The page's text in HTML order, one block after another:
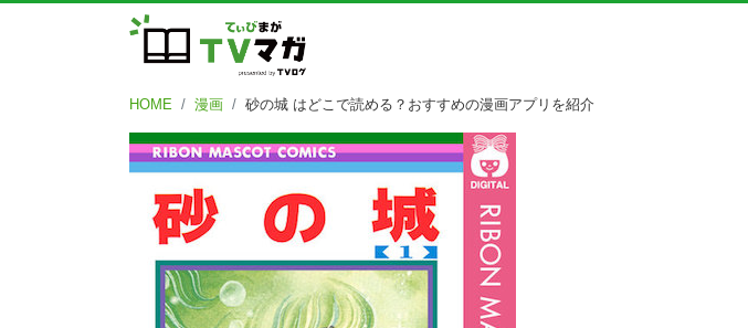
HOME 漫画 砂の城 はどこで読める？おすすめの漫画アプリを紹介